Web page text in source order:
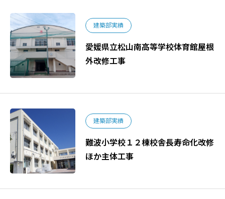
建築部実績
愛媛県立松山南高等学校体育館屋根
外改修工事
建築部実績
難波小学校１２棟校舎長寿命化改修
ほか主体工事